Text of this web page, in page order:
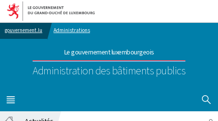
Aller au menu principal
Aller au contenu
gouvernement.lu Administrations
Le gouvernement luxembourgeois
Administration des bâtiments publics
MENU
PRINCIPAL